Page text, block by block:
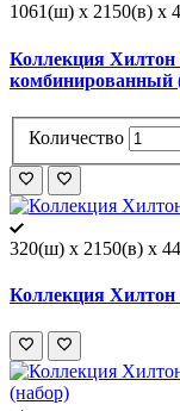
1061(ш) x 2150(в) x
Коллекция
комбинированный
Количество
320(ш) x 2150(в) x
Коллекция